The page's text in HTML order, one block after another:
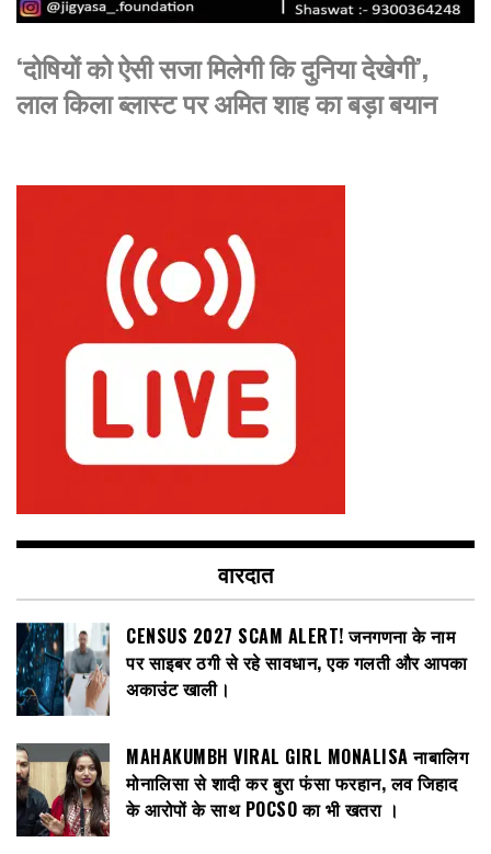
‘दोषियों को ऐसी सजा मिलेगी कि दुनिया देखेगी’,
लाल किला ब्लास्ट पर अमित शाह का बड़ा बयान
वारदात
CENSUS 2027 SCAM ALERT! जनगणना के नाम
पर साइबर ठगी से रहे सावधान, एक गलती और आपका
अकाउंट खाली।
MAHAKUMBH VIRAL GIRL MONALISA नाबालिग
मोनालिसा से शादी कर बुरा फंसा फरहान, लव जिहाद
के आरोपों के साथ POCSO का भी खतरा ।